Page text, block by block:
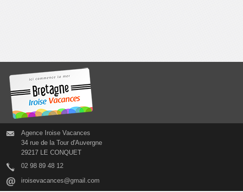
Agence Iroise Vacances
34 rue de la Tour d'Auvergne
29217 LE CONQUET
02 98 89 48 12
iroisevacances@gmail.com